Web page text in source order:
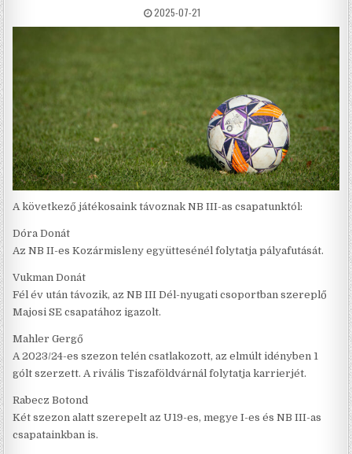
2025-07-21
A következő játékosaink távoznak NB III-as csapatunktól:
Dóra Donát
Az NB II-es Kozármisleny együttesénél folytatja pályafutását.
Vukman Donát
Fél év után távozik, az NB III Dél-nyugati csoportban szereplő
Majosi SE csapatához igazolt.
Mahler Gergő
A 2023/24-es szezon telén csatlakozott, az elmúlt idényben 1
gólt szerzett. A rivális Tiszaföldvárnál folytatja karrierjét.
Rabecz Botond
Két szezon alatt szerepelt az U19-es, megye I-es és NB III-as
csapatainkban is.